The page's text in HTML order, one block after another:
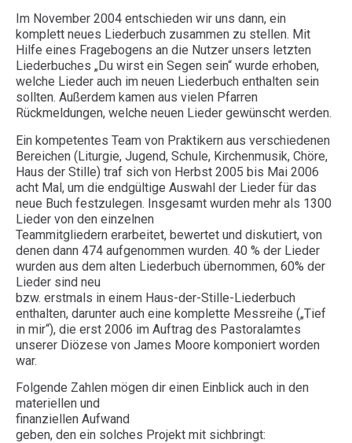
Im November 2004 entschieden wir uns dann, ein
komplett neues Liederbuch zusammen zu stellen. Mit
Hilfe eines Fragebogens an die Nutzer unsers letzten
Liederbuches „Du wirst ein Segen sein“ wurde erhoben,
welche Lieder auch im neuen Liederbuch enthalten sein
sollten. Außerdem kamen aus vielen Pfarren
Rückmeldungen, welche neuen Lieder gewünscht werden.
Ein kompetentes Team von Praktikern aus verschiedenen
Bereichen (Liturgie, Jugend, Schule, Kirchenmusik, Chöre,
Haus der Stille) traf sich von Herbst 2005 bis Mai 2006
acht Mal, um die endgültige Auswahl der Lieder für das
neue Buch festzulegen. Insgesamt wurden mehr als 1300
Lieder von den einzelnen
Teammitgliedern erarbeitet, bewertet und diskutiert, von
denen dann 474 aufgenommen wurden. 40 % der Lieder
wurden aus dem alten Liederbuch übernommen, 60% der
Lieder sind neu
bzw. erstmals in einem Haus-der-Stille-Liederbuch
enthalten, darunter auch eine komplette Messreihe („Tief
in mir“), die erst 2006 im Auftrag des Pastoralamtes
unserer Diözese von James Moore komponiert worden
war.
Folgende Zahlen mögen dir einen Einblick auch in den
materiellen und
finanziellen Aufwand
geben, den ein solches Projekt mit sichbringt: